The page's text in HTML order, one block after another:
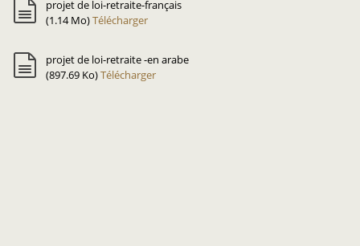
projet de loi-retraite-français
(1.14 Mo)Télécharger
projet de loi-retraite -en arabe
(897.69 Ko)Télécharger